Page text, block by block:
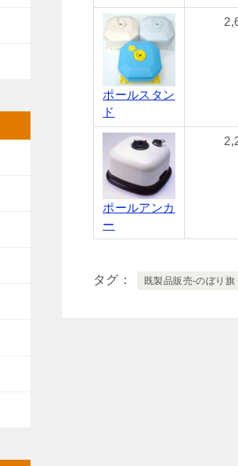
ポールスタン
ド
ポールアンカ
ー
タグ 既製品販売-のぼり旗